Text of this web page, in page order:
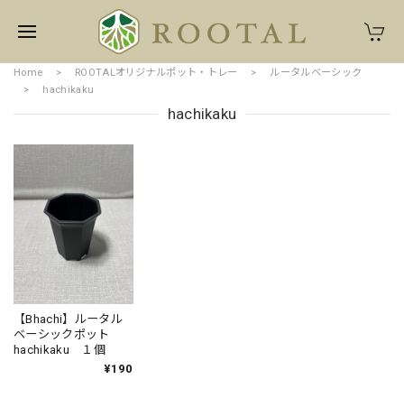
Home ROOTALオリジナルポット・トレー
ルータルベーシック
hachikaku
hachikaku
【Bhachi】ルータル
ベーシックポット
hachikaku １個
¥190